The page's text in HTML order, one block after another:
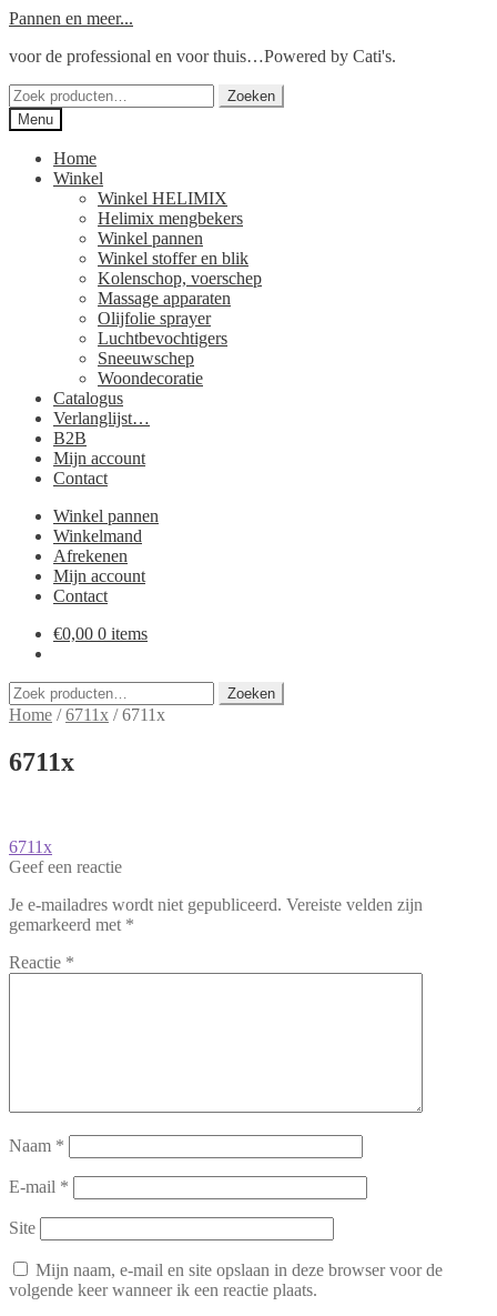
Ga
naar
Ga
de
Pannen en meer...
voor de professional en voor thuis…Powered by Cati's.
Zoeken
naar:
Zoeken
Menu
Home
Winkel
Winkel HELIMIX
Helimix mengbekers
Winkel pannen
Winkel stoffer en blik
Kolenschop, voerschep
Massage apparaten
Olijfolie sprayer
Luchtbevochtigers
Sneeuwschep
Woondecoratie
Catalogus
Verlanglijst…
B2B
Mijn account
Contact
Winkel pannen
Winkelmand
Afrekenen
Mijn account
Contact
€0,00 0 items
Zoeken
naar:
Zoeken
Home /6711x /6711x
6711x
Bericht
navigatie
Vorig
bericht:
6711x
Geef een reactie
Je e-mailadres wordt niet gepubliceerd. Vereiste velden zijn
gemarkeerd met *
Reactie *
Naam *
E-mail *
Site
Mijn naam, e-mail en site opslaan in deze browser voor de
volgende keer wanneer ik een reactie plaats.